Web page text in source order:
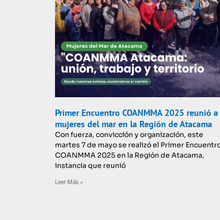
Primer Encuentro COANMMA 2025 reunió a
mujeres del mar en la Región de Atacama
Con fuerza, convicción y organización, este
martes 7 de mayo se realizó el Primer
COANMMA 2025 en la Región de Atacama,
instancia que reunió
Leer Más »